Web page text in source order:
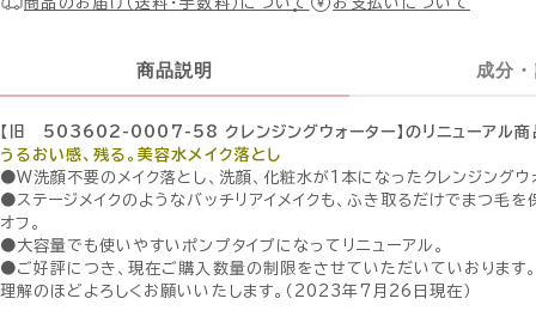
商品説明 成分
【旧 503602-0007-58 クレンジングウォーター】のリニューアル商
うるおい感、残る。美容水メイク落とし
●W洗顔不要のメイク落とし、洗顔、化粧水が1本になったクレンジングウ
●ステージメイクのようなバッチリアイメイクも、ふき取るだけでまつ毛を
オフ。
●大容量でも使いやすいポンプタイプになってリニューアル。
●ご好評につき、現在ご購入数量の制限をさせていただいていおります
理解のほどよろしくお願いいたします。（2023年7月26日現在）